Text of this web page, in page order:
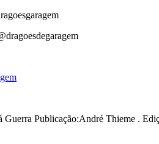
Guerra Publicação:André Thieme .